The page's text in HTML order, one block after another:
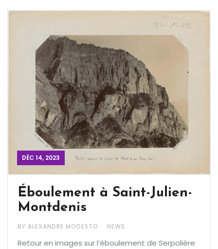
DÉC 14, 2023
Éboulement à Saint-Julien-
Montdenis
BY ALEXANDRE MODESTO NEWS
Retour en images sur l’éboulement de Serpolière